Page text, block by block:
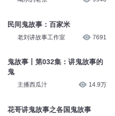
民间鬼故事：百家米
老刘讲故事工作室 7691
鬼故事丨第032集：讲鬼故事的
鬼
主播西瓜汁 14.9万
花哥讲鬼故事之各国鬼故事